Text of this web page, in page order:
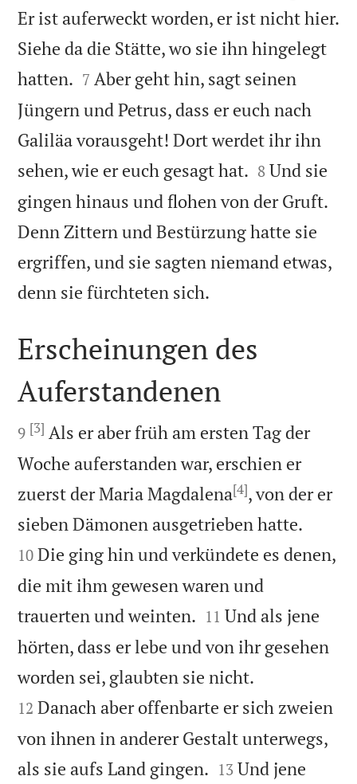
Er ist auferweckt worden, er ist nicht hier.
Siehe da die Stätte, wo sie ihn hingelegt
hatten. 

7 Aber geht hin, sagt seinen
Jüngern und Petrus, dass er euch nach
Galiläa vorausgeht! Dort werdet ihr ihn
sehen, wie er euch gesagt hat. 

8 Und sie
gingen hinaus und flohen von der Gruft.
Denn Zittern und Bestürzung hatte sie
ergriffen, und sie sagten niemand etwas,
denn sie fürchteten sich.

Erscheinungen des
Auferstandenen

9 [3] Als er aber früh am ersten Tag der
Woche auferstanden war, erschien er
zuerst der Maria Magdalena[4], von der er
sieben Dämonen ausgetrieben hatte.
10 Die ging hin und verkündete es denen,
die mit ihm gewesen waren und
trauerten und weinten. 

11 Und als jene
hörten, dass er lebe und von ihr gesehen
worden sei, glaubten sie nicht.
12 Danach aber offenbarte er sich zweien
von ihnen in anderer Gestalt unterwegs,
als sie aufs Land gingen. 

13 Und jene